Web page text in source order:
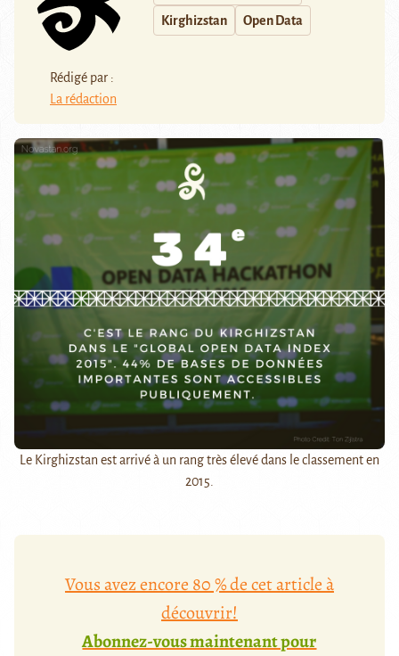
Rédigé par :
La rédaction
Kirghizstan Open Data
Le Kirghizstan est arrivé à un rang très élevé dans le classement en
2015.
Vous avez encore 80 % de cet article à
découvrir!
Abonnez-vous maintenant pour